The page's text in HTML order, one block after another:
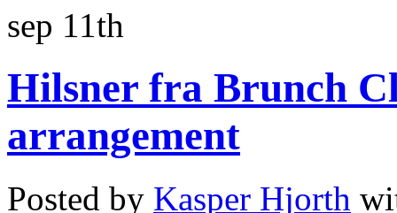
sep 11th
Hilsner fra Brunch
arrangement
Posted by Kasper Hjorth